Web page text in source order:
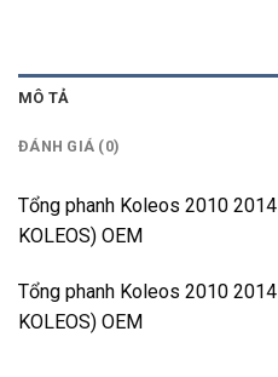
MÔ TẢ
ĐÁNH GIÁ (0)
Tổng phanh Koleos 2010
KOLEOS) OEM
Tổng phanh Koleos 2010
KOLEOS) OEM